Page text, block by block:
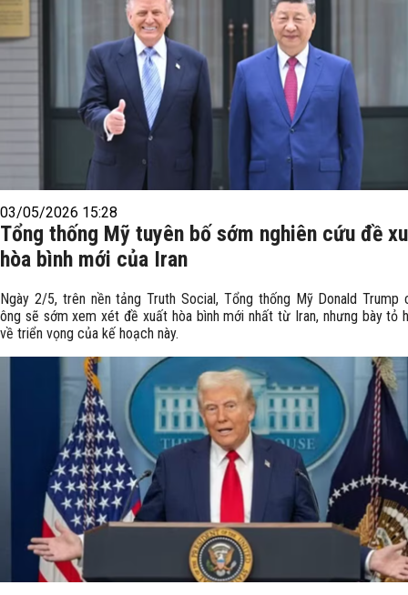
03/05/2026 15:28
Tổng thống Mỹ tuyên bố sớm nghiên cứu đề
hòa bình mới của Iran
Ngày 2/5, trên nền tảng Truth Social, Tổng thống Mỹ Donald Trump
ông sẽ sớm xem xét đề xuất hòa bình mới nhất từ Iran, nhưng bày tỏ
về triển vọng của kế hoạch này.